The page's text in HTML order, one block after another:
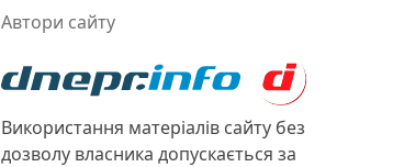
Автори сайту
Використання матеріалів сайту без
дозволу власника допускається за